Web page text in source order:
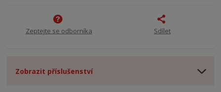
Zeptejte se odborníka Sdílet
Zobrazit příslušenství